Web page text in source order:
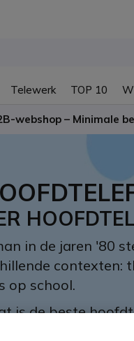
Telewerk TOP 10
webshop – Minimale
in de jaren '80
contexten:
op school.
is de beste